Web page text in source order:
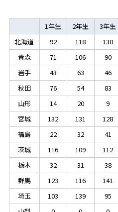
1年生 2年生 3年生
北海道
92 118 130
青森
71 106 90
岩手
43 63 46
秋田
76 54 83
山形
14 20 9
宮城
132 131 128
福島
22 32 41
茨城
116 109 112
栃木
32 31 38
群馬
123 116 141
埼玉
103 139 95